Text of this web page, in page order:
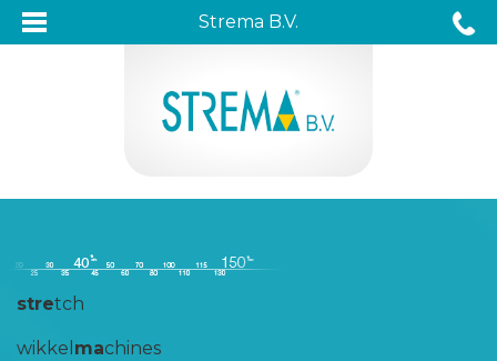
Strema B.V.
stretch
wikkel machines